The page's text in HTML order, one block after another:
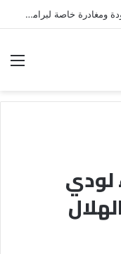
خاصة لبرامج الاستشفاء والتأهيل
لودي